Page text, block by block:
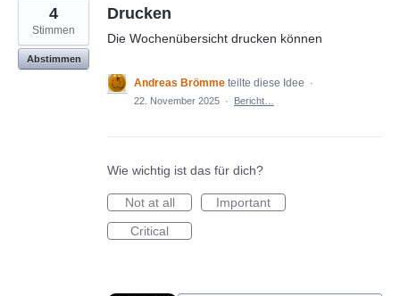
Drucken
Die Wochenübersicht drucken können
4
Stimmen
Abstimmen
Andreas Brömme teilte diese Idee
·
22. November 2025 · Bericht…
Wie wichtig ist das für dich?
Not at all
Important
Critical